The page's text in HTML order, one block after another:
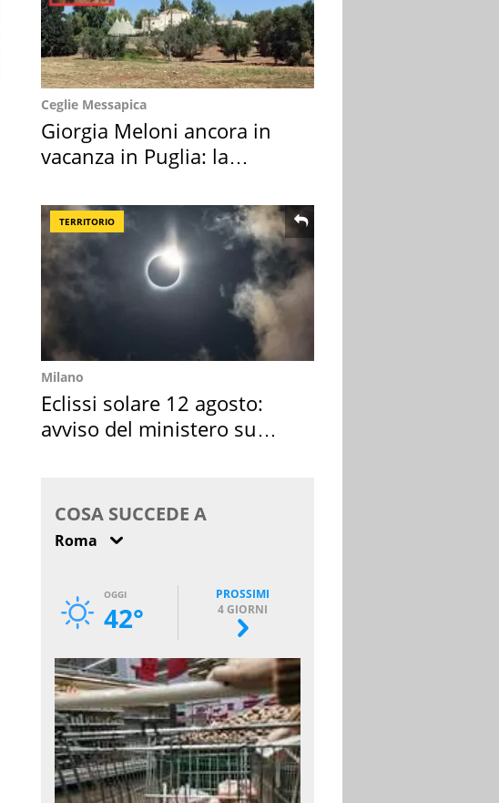
Ceglie Messapica
Giorgia Meloni ancora in
vacanza in Puglia: la
TERRITORIO
Milano
Eclissi solare 12 agosto:
avviso del ministero su